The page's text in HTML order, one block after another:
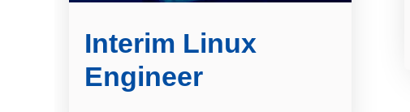
Interim Linux
Engineer